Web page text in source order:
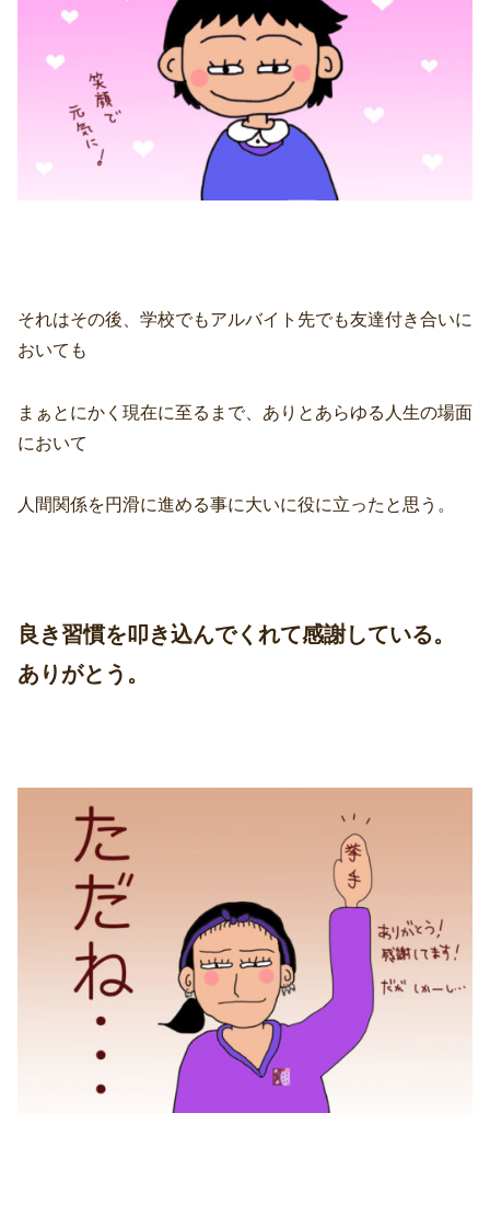
それはその後、学校でもアルバイト先でも友達付き合いに
おいても
まぁとにかく現在に至るまで、ありとあらゆる人生の場面
において
人間関係を円滑に進める事に大いに役に立ったと思う。
良き習慣を叩き込んでくれて感謝している。
ありがとう。